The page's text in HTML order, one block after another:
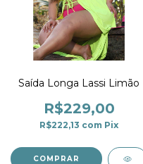
Saída Longa Lassi Limão
R$229,00
R$222,13 com Pix
COMPRAR